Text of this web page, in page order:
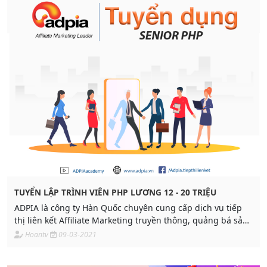
viết này.
TUYỂN LẬP TRÌNH VIÊN PHP LƯƠNG 12 - 20 TRIỆU
ADPIA là công ty Hàn Quốc chuyên cung cấp dịch vụ tiếp
thị liên kết Affiliate Marketing truyền thông, quảng bá sản
phẩm, tăng doanh số bán hàng cho đối tác
Hoantv 09-03-2021